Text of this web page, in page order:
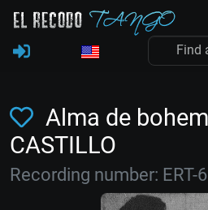
Alma de
CASTILLO
Recording number: ERT-